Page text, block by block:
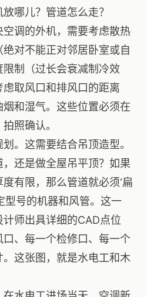
哪儿？管道怎么走？
调的外机，需要考虑散热
对不能正对邻居卧室或自
制（过长会衰减制冷效
取风口和排风口的距离
烟和湿气。这些位置必须在
照确认。
。这需要结合吊顶造型。
还是做全屋吊平顶？如果
有限，那么管道就必须‘扁
型号的机器和风管。这一
师出具详细的CAD点位
、每一个检修口、每一个
这张图，就是水电工和木